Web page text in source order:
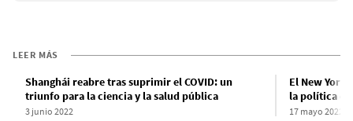
LEER MÁS
Shanghái reabre tras suprimir el COVID: un
triunfo para la ciencia y la salud pública
3 junio 2022
El New York
la política de
17 mayo 2022